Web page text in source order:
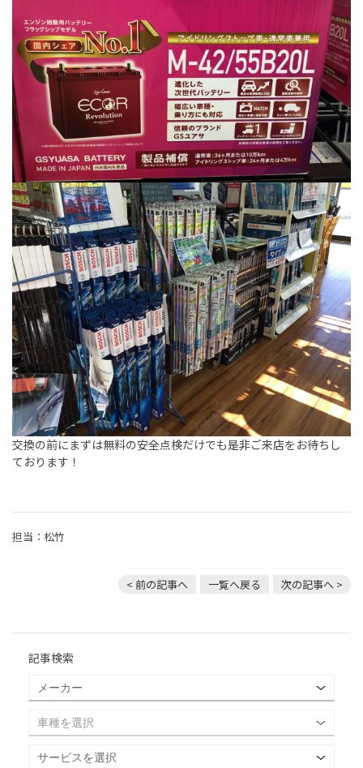
交換の前にまずは無料の安全点検だけでも是非ご来店をお待ちし
ております！
担当：松竹
< 前の記事へ 一覧へ戻る 次の記事へ >
記事検索